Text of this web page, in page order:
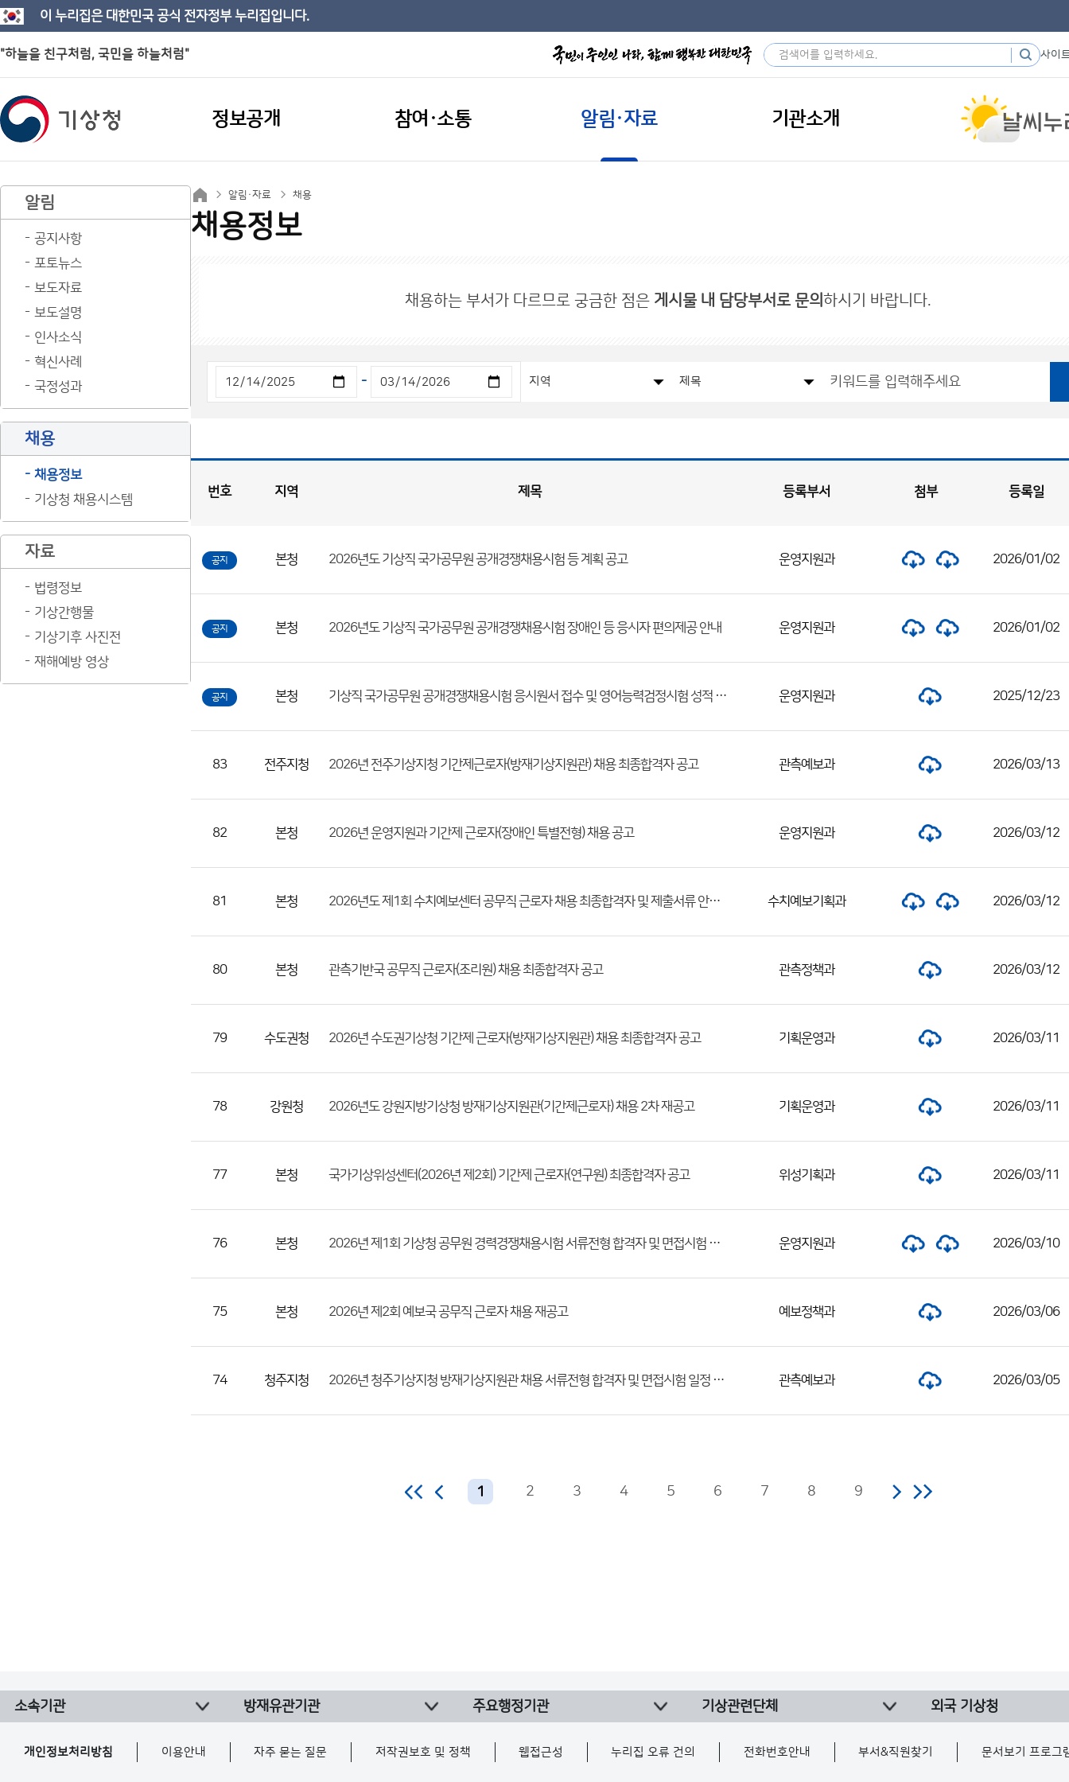
이 누리집은 대한민국 공식 전자정부 누리집입니다.
"하늘을 친구처럼, 국민을 하늘처럼" 사이
정보공개 참여·소통 알림·자료 기관소개
알림
공지사항
포토뉴스
보도자료
보도설명
인사소식
혁신사례
국정성과
채용
채용정보
기상청 채용시스템
자료
법령정보
기상간행물
기상기후 사진전
재해예방 영상
알림·자료 채용
채용정보
채용하는 부서가 다르므로 궁금한 점은 게시물 내 담당부서로 문의하시기 바랍니다.
-
시
판
로
지
목,
의
를
번호 지역 제목 등록부서 첨부 등록일
공지 본청 2026년도 기상직 국가공무원 공개경쟁채용시험 등 계획 공고 운영지원과 2026/01/02
공지 본청 2026년도 기상직 국가공무원 공개경쟁채용시험 장애인 등 응시자 편의제공 안내 운영지원과 2026/01/02
공지 본청 기상직 국가공무원 공개경쟁채용시험 응시원서 접수 및 영어능력검정시험 성적 사전등록 등 변경 공고 운영지원과 2025/12/23
83 전주지청 2026년 전주기상지청 기간제근로자(방재기상지원관) 채용 최종합격자 공고 관측예보과 2026/03/13
82 본청 2026년 운영지원과 기간제 근로자(장애인 특별전형) 채용 공고 운영지원과 2026/03/12
81 본청 2026년도 제1회 수치예보센터 공무직 근로자 채용 최종합격자 및 제출서류 안내 공고 수치예보기획과 2026/03/12
80 본청 관측기반국 공무직 근로자(조리원) 채용 최종합격자 공고 관측정책과 2026/03/12
79 수도권청 2026년 수도권기상청 기간제 근로자(방재기상지원관) 채용 최종합격자 공고 기획운영과 2026/03/11
78 강원청 2026년도 강원지방기상청 방재기상지원관(기간제근로자) 채용 2차 재공고 기획운영과 2026/03/11
77 본청 국가기상위성센터(2026년 제2회) 기간제 근로자(연구원) 최종합격자 공고 위성기획과 2026/03/11
76 본청 2026년 제1회 기상청 공무원 경력경쟁채용시험 서류전형 합격자 및 면접시험 일정 공고 운영지원과 2026/03/10
75 본청 2026년 제2회 예보국 공무직 근로자 채용 재공고 예보정책과 2026/03/06
74 청주지청 2026년 청주기상지청 방재기상지원관 채용 서류전형 합격자 및 면접시험 일정 공고 관측예보과 2026/03/05
1 2 3 4 5 6 7 8 9
소속기관 방재유관기관 주요행정기관 기상관련단체 외국 기상청
개인정보처리방침 이용안내 자주 묻는 질문 저작권보호 및 정책 웹접근성 누리집 오류 건의 전화번호안내 부서&직원찾기 문서보기 프로그